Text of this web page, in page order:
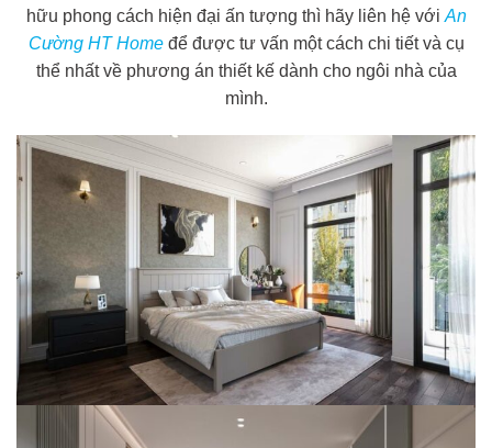
hữu phong cách hiện đại ấn tượng thì hãy liên hệ vớiAn
Cường HT Homeđể được tư vấn một cách chi tiết và cụ
thể nhất về phương án thiết kế dành cho ngôi nhà của
mình.